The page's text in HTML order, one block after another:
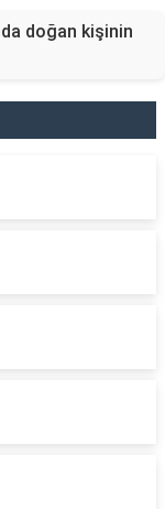
doğan kişinin